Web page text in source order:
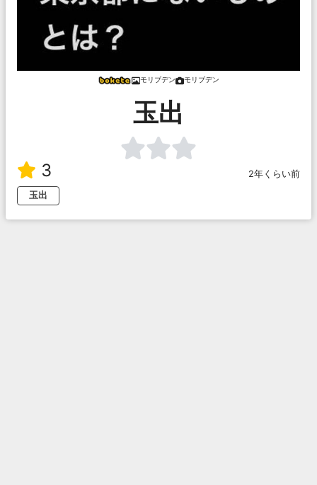
モリブデン モリブデン
玉出
3
2年くらい前
玉出